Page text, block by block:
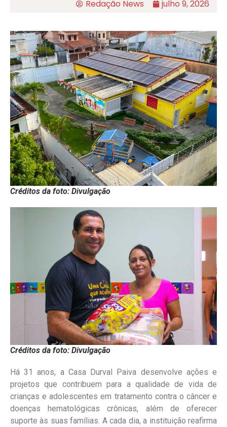
Redação News julho 9, 2026
Créditos da foto: Divulgação
Créditos da foto: Divulgação
Há 31 anos, a Casa Durval Paiva desenvolve ações e
projetos que contribuem para a qualidade de vida de
crianças e adolescentes em tratamento contra o câncer e
doenças hematológicas crônicas, além de oferecer
suporte às suas famílias. A cada dia, a instituição reafirma